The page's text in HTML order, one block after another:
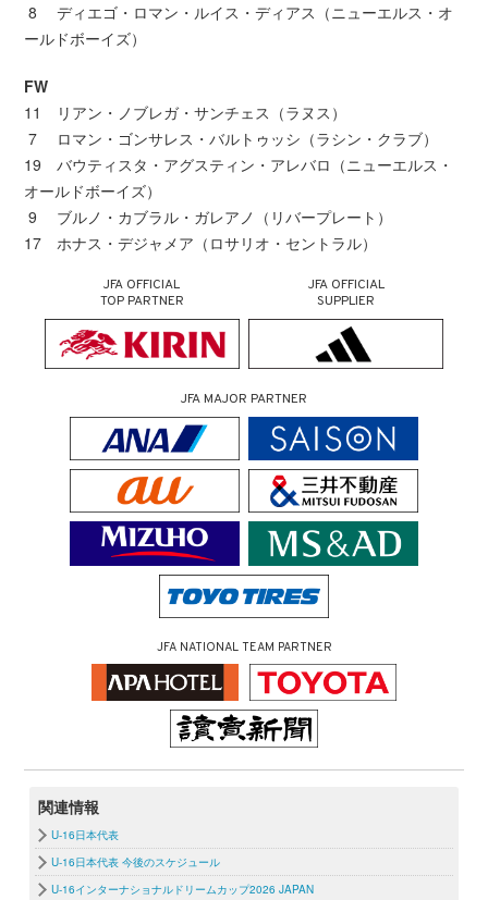
8 ディエゴ・ロマン・ルイス・ディアス（ニューエルス・オ
ールドボーイズ）
FW
11 リアン・ノブレガ・サンチェス（ラヌス）
7 ロマン・ゴンサレス・バルトゥッシ（ラシン・クラブ）
19 バウティスタ・アグスティン・アレバロ（ニューエルス・
オールドボーイズ）
9 ブルノ・カブラル・ガレアノ（リバープレート）
17 ホナス・デジャメア（ロサリオ・セントラル）
JFA OFFICIAL
TOP PARTNER
JFA OFFICIAL
SUPPLIER
JFA MAJOR PARTNER
JFA NATIONAL TEAM PARTNER
関連情報
U-16日本代表
U-16日本代表 今後のスケジュール
U-16インターナショナルドリームカップ2026 JAPAN